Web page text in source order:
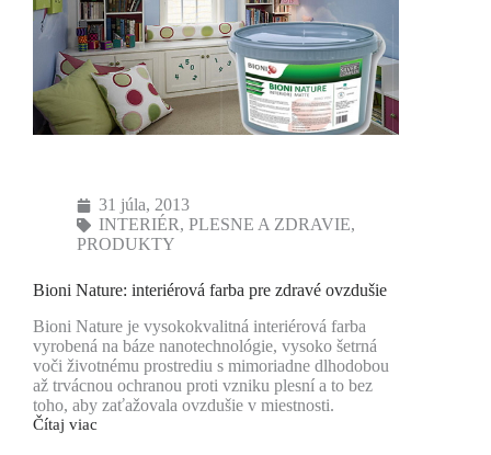
31 júla, 2013
INTERIÉR, PLESNE A ZDRAVIE,
PRODUKTY
Bioni Nature: interiérová farba pre zdravé ovzdušie
Bioni Nature je vysokokvalitná interiérová farba
vyrobená na báze nanotechnológie, vysoko šetrná
voči životnému prostrediu s mimoriadne dlhodobou
až trvácnou ochranou proti vzniku plesní a to bez
toho, aby zaťažovala ovzdušie v miestnosti.
Čítaj viac